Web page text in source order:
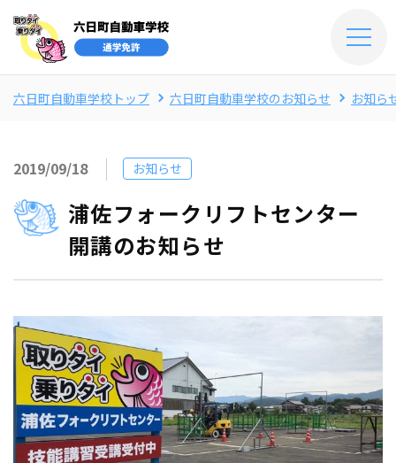
六日町自動車学校トップ 六日町自動車学校のお知らせ お知ら
2019/09/18 お知らせ
浦佐フォークリフトセンター
開講のお知らせ